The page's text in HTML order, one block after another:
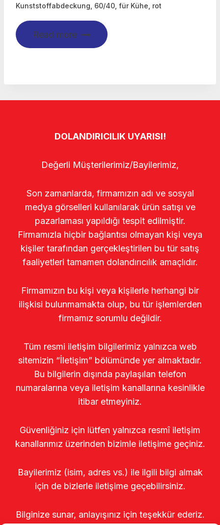
Kunststoffabdeckung, 60/40, für Kühe, rot
Read more
DOLANDIRICILIK UYARISI!
Değerli Müşterilerimiz/Bayilerimiz,
Son zamanlarda, firmamızın adı ve sosyal
medya görselleri kullanılarak ürün satışı ve
pazarlaması yapıldığı tespit edilmiştir.
Firmamızla hiçbir bağlantısı olmayan kişi veya
kişiler tarafından gerçekleştirilen bu tür satış
faaliyetleri tamamen dolandırıcılık amaçlıdır.
Firmamızın bu kişi veya kişilerle herhangi bir
ilişkisi bulunmamakta olup, bu tür işlemlerden
firmamız sorumlu değildir.
Tüm resmi iletişim bilgilerimiz yalnızca web
sitemizin “İletişim” bölümünde yer almaktadır.
Bu bilgilerin dışında paylaşılan telefon
numaralarına veya iletişim kanallarına kesinlikle
itibar etmeyiniz.
Güvenliğiniz için lütfen yalnızca resmî iletişim
kanallarımız üzerinden bizimle iletişime geçiniz.
Bayilerimiz (isim, adres vs.) ile ilgili bilgi almak
için de bizlerle iletişime geçebilirsiniz.
Bilginize sunar, anlayışınız için teşekkür ederiz.